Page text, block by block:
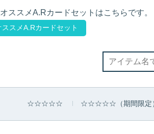
ススメA.Rカードセットはこちらです。
スメA.Rカードセット
☆☆☆☆☆ ☆☆☆☆☆（期間限定